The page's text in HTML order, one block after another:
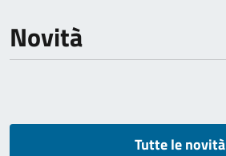
Novità
Tutte le novità